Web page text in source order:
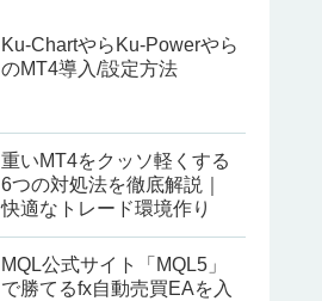
Ku-ChartやらKu-Powerやら
のMT4導入/設定方法
重いMT4をクッソ軽くする
6つの対処法を徹底解説｜
快適なトレード環境作り
MQL公式サイト「MQL5」
で勝てるfx自動売買EAを入